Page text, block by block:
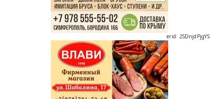
erid: 2SDnjdvhGXG